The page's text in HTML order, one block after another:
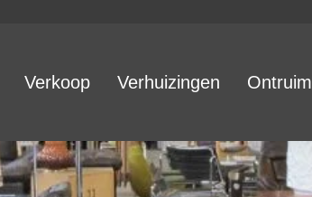
Verkoop Verhuizingen